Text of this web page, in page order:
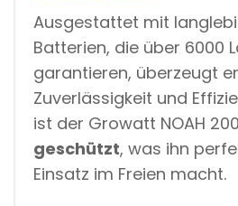
Ausgestattet mit
Batterien, die über 6000
garantieren, überzeugt
Zuverlässigkeit und
ist der Growatt NOAH
geschützt, was ihn
Einsatz im Freien macht.